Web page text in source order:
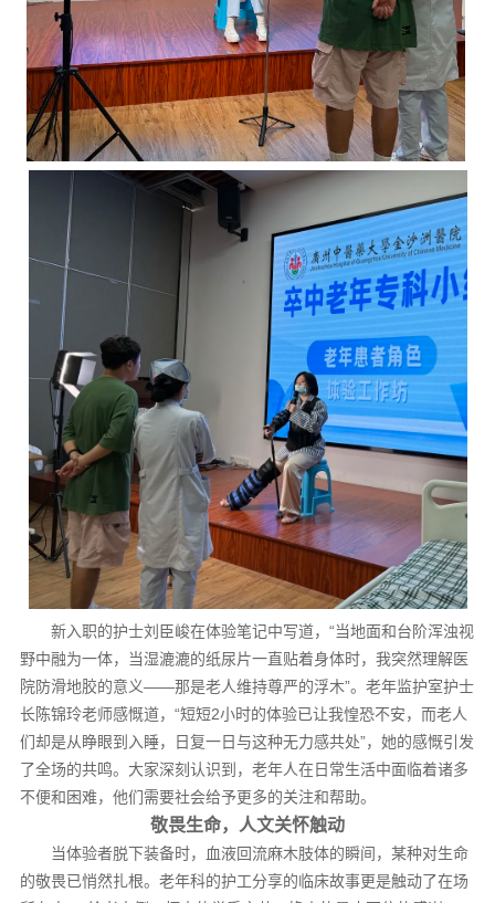
新入职的护士刘臣峻在体验笔记中写道，“当地面和台阶浑浊视
野中融为一体，当湿漉漉的纸尿片一直贴着身体时，我突然理解医
院防滑地胶的意义——那是老人维持尊严的浮木”。老年监护室护士
长陈锦玲老师感慨道，“短短2小时的体验已让我惶恐不安，而老人
们却是从睁眼到入睡，日复一日与这种无力感共处”，她的感慨引发
了全场的共鸣。大家深刻认识到，老年人在日常生活中面临着诸多
不便和困难，他们需要社会给予更多的关注和帮助。
敬畏生命，人文关怀触动
当体验者脱下装备时，血液回流麻木肢体的瞬间，某种对生命
的敬畏已悄然扎根。老年科的护工分享的临床故事更是触动了在场